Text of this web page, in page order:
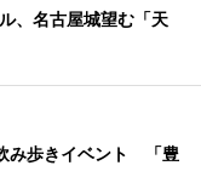
、名古屋城望む「天
み歩きイベント 「豊